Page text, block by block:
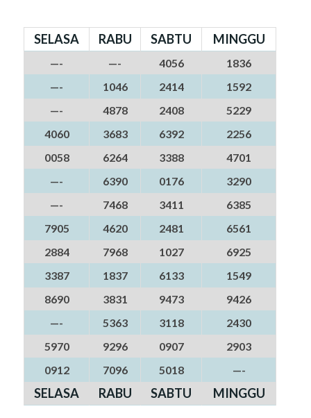
SELASA RABU SABTU MINGGU
—- —- 4056
1836
—-
1046 2414
1592
—-
4878 2408
5229
4060
3683 6392
2256
0058
6264 3388
4701
—-
6390 0176
3290
—-
7468 3411
6385
7905
4620 2481
6561
2884
7968 1027
6925
3387
1837 6133
1549
8690
3831 9473
9426
—-
5363 3118
2430
5970
9296 0907
2903
0912
7096 5018 —-
SELASA RABU SABTU MINGGU